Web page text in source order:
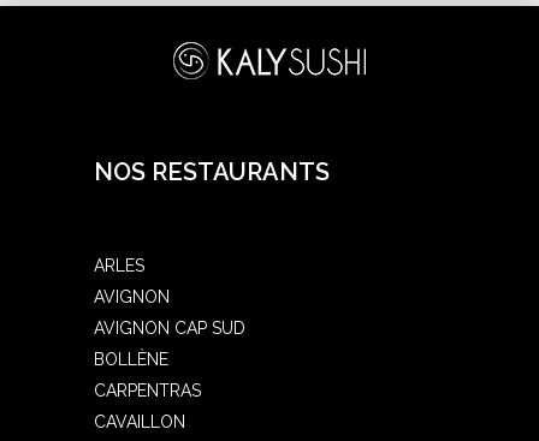
NOS RESTAURANTS
ARLES
AVIGNON
AVIGNON CAP SUD
BOLLÈNE
CARPENTRAS
CAVAILLON